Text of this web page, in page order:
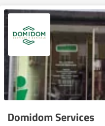
Domidom Services